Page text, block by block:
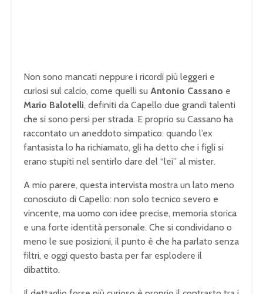
Non sono mancati neppure i ricordi più leggeri e
curiosi sul calcio, come quelli su Antonio Cassano e
Mario Balotelli, definiti da Capello due grandi talenti
che si sono persi per strada. E proprio su Cassano ha
raccontato un aneddoto simpatico: quando l’ex
fantasista lo ha richiamato, gli ha detto che i figli si
erano stupiti nel sentirlo dare del “lei” al mister.
A mio parere, questa intervista mostra un lato meno
conosciuto di Capello: non solo tecnico severo e
vincente, ma uomo con idee precise, memoria storica
e una forte identità personale. Che si condividano o
meno le sue posizioni, il punto è che ha parlato senza
filtri, e oggi questo basta per far esplodere il
dibattito.